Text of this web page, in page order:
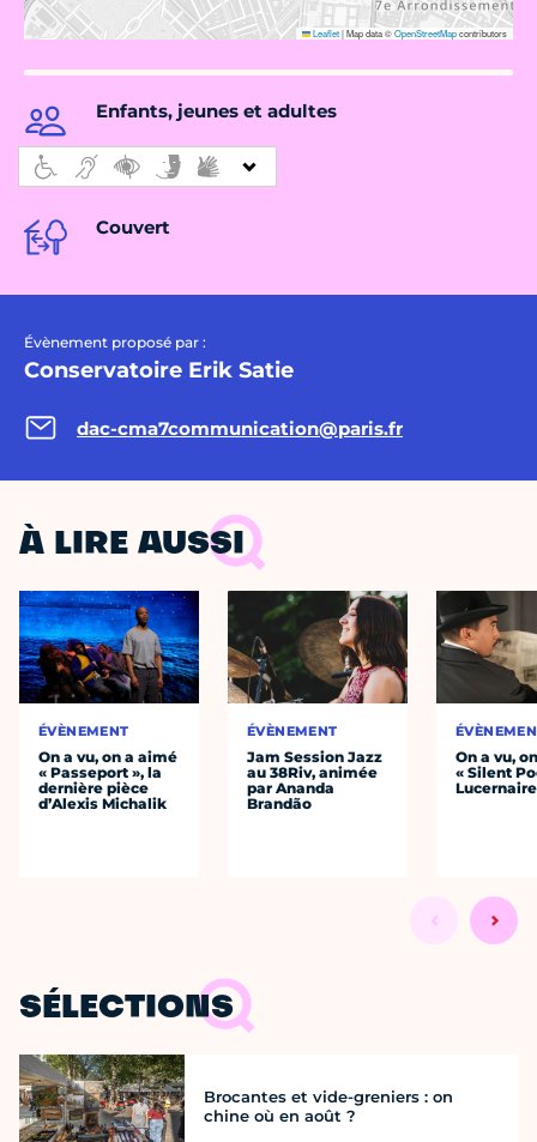
Leaflet|Map data ©OpenStreetMapcontributors
Enfants, jeunes et adultes
Couvert
Évènement proposé par :
Conservatoire Erik Satie
dac-cma7communication@paris.fr
À LIRE AUSSI
ÉVÈNEMENT
On a vu, on a aimé
« Passeport », la
dernière pièce
d’Alexis Michalik
ÉVÈNEMENT
Jam Session Jazz
au 38Riv, animée
par Ananda
Brandão
On a vu,
« Silent
Lucernaire
SÉLECTIONS
Brocantes et vide-greniers : on
chine où en août ?